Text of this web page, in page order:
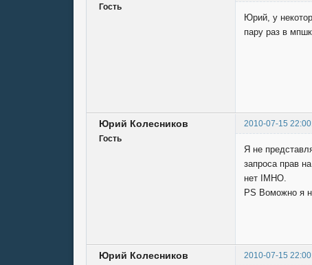
Гость
Юрий, у
пару раз в
Юрий Колесников
2010-07-15
Гость
Я не
запроса прав
нет IMHO.
PS Воможно я
Юрий Колесников
2010-07-15